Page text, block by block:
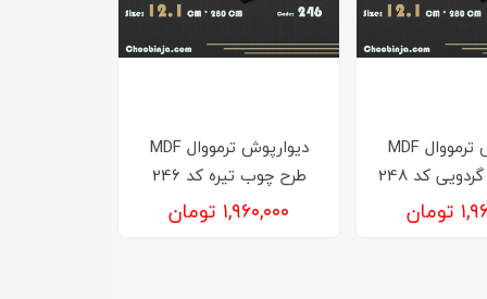
دیوارپوش ترمووال MDF
کد 248
دیوارپوش ترمووال MDF
طرح چوب تیره کد 246
۱,۹۶۰,۰۰۰ تومان